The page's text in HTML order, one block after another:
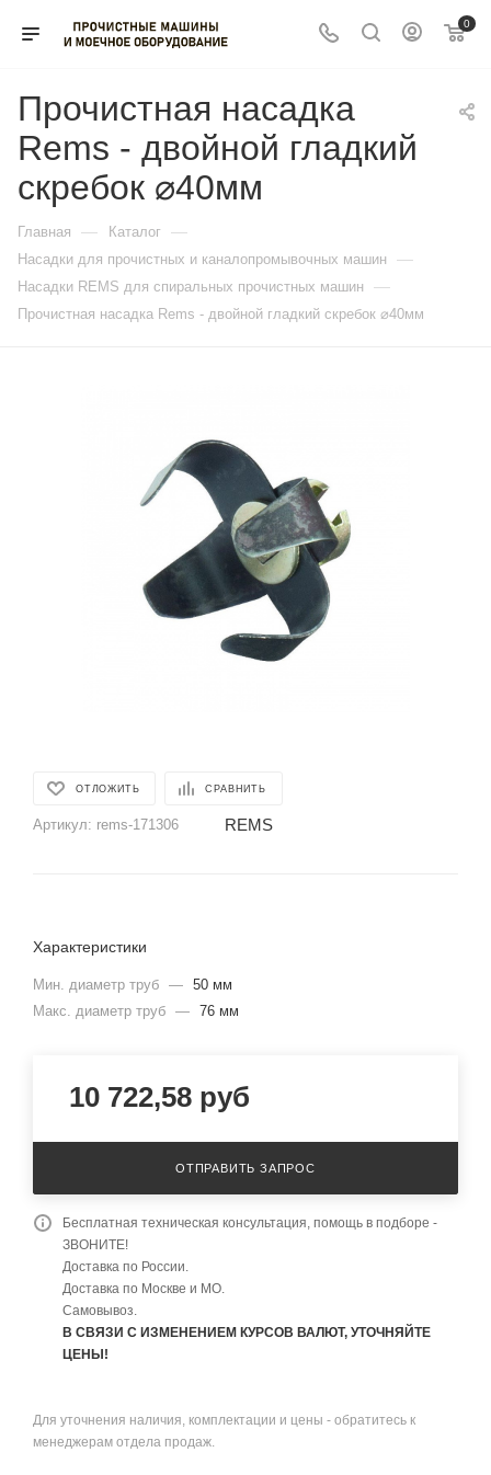
0
Прочистная насадка
Rems - двойной гладкий
скребок ⌀40мм
Главная — Каталог —
Насадки для прочистных и каналопромывочных машин —
Насадки REMS для спиральных прочистных машин —
Прочистная насадка Rems - двойной гладкий скребок ⌀40мм
ОТЛОЖИТЬ СРАВНИТЬ
Артикул: rems-171306 REMS
Характеристики
Мин. диаметр труб — 50 мм
Макс. диаметр труб — 76 мм
10 722,58 руб
ОТПРАВИТЬ ЗАПРОС
Бесплатная техническая консультация, помощь в подборе -
ЗВОНИТЕ!
Доставка по России.
Доставка по Москве и МО.
Самовывоз.
В СВЯЗИ С ИЗМЕНЕНИЕМ КУРСОВ ВАЛЮТ, УТОЧНЯЙТЕ
ЦЕНЫ!
Для уточнения наличия, комплектации и цены - обратитесь к
менеджерам отдела продаж.